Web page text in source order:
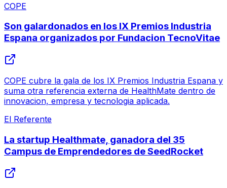
COPE
Son galardonados en los IX Premios Industria
Espana organizados por Fundacion TecnoVitae
COPE cubre la gala de los IX Premios Industria Espana y
suma otra referencia externa de HealthMate dentro de
innovacion, empresa y tecnologia aplicada.
El Referente
La startup Healthmate, ganadora del 35
Campus de Emprendedores de SeedRocket